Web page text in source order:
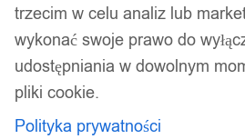
trzecim w celu analiz lub
wykonać swoje prawo do
udostępniania w dowolnym
pliki cookie.
Polityka prywatności